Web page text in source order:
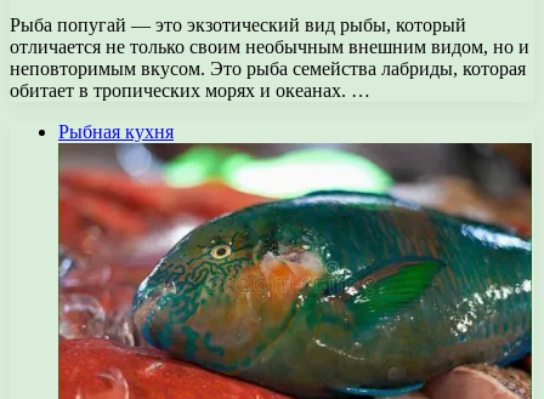
Рыба попугай — это экзотический вид рыбы, который
отличается не только своим необычным внешним видом, но и
неповторимым вкусом. Это рыба семейства лабриды, которая
обитает в тропических морях и океанах. …
Рыбная кухня